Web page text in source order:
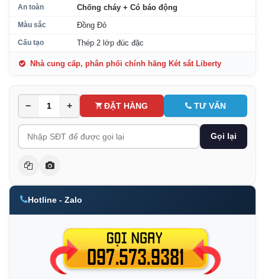
An toàn Chống cháy + Có báo động
Màu sắc Đồng Đỏ
Cấu tạo Thép 2 lớp đúc đặc
Nhà cung cấp, phân phối chính hãng Két sắt Liberty
− + ĐẶT HÀNG TƯ VẤN
Gọi lại
Hotline - Zalo